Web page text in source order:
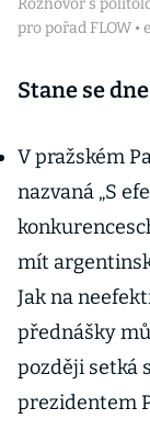
Rozhovor s
pro pořad FLOW •
Stane se
V pražském
nazvaná „S
mít
Jak na
přednášky
později setká
prezidentem